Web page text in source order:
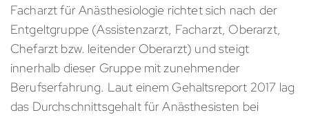
Facharzt für Anästhesiologie richtet sich nach der
Entgeltgruppe (Assistenzarzt, Facharzt, Oberarzt,
Chefarzt bzw. leitender Oberarzt) und steigt
innerhalb dieser Gruppe mit zunehmender
Berufserfahrung. Laut einem Gehaltsreport 2017 lag
das Durchschnittsgehalt für Anästhesisten bei